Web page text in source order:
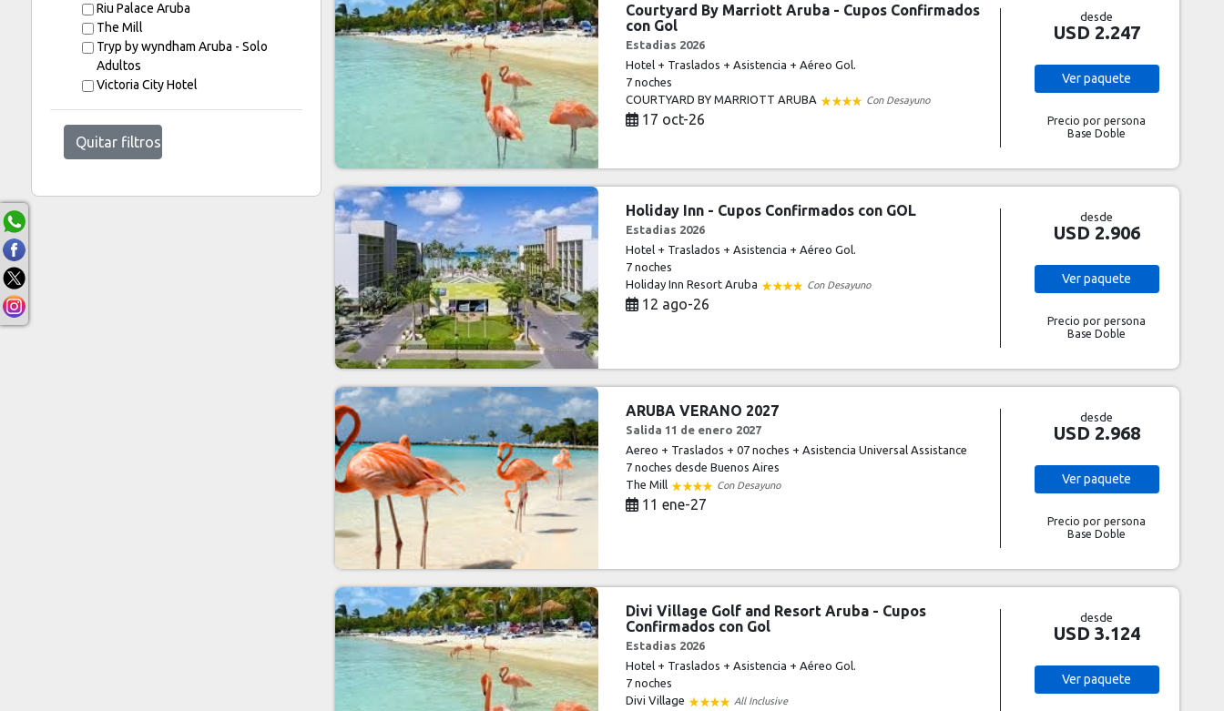
Riu Palace Aruba
The Mill
Tryp by wyndham Aruba - Solo
Adultos
Victoria City Hotel
Quitar filtros
Courtyard By Marriott Aruba - Cupos Confirmados
con Gol
Estadias 2026
Hotel + Traslados + Asistencia + Aéreo Gol.
7 noches
COURTYARD BY MARRIOTT ARUBA
Con Desayuno
17 oct-26
desde
USD 2.247
Verpaquete
Precio por persona
Base Doble
Holiday Inn - Cupos Confirmados con GOL
Estadias 2026
Hotel + Traslados + Asistencia + Aéreo Gol.
7 noches
Holiday Inn Resort Aruba
Con Desayuno
12 ago-26
desde
USD 2.906
Verpaquete
Precio por persona
Base Doble
ARUBA VERANO 2027
Salida 11 de enero 2027
Aereo + Traslados + 07 noches + Asistencia Universal Assistance
7 noches desde Buenos Aires
The Mill
Con Desayuno
11 ene-27
desde
USD 2.968
Verpaquete
Precio por persona
Base Doble
Divi Village Golf and Resort Aruba - Cupos
Confirmados con Gol
Estadias 2026
Hotel + Traslados + Asistencia + Aéreo Gol.
7 noches
Divi Village
All Inclusive
desde
USD 3.124
Verpaquete